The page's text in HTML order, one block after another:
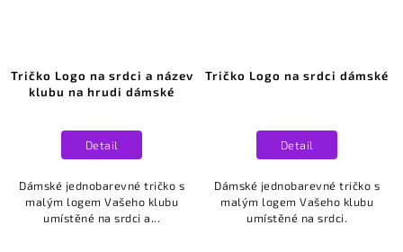
Tričko Logo na srdci a název
klubu na hrudi dámské
Detail
Dámské jednobarevné tričko s
malým logem Vašeho klubu
umístěné na srdci a...
Tričko Logo na srdci dámské
Detail
Dámské jednobarevné tričko s
malým logem Vašeho klubu
umístěné na srdci.